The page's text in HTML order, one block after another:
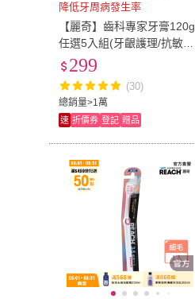
降低牙周病發生率
【麗奇】齒科專家牙膏120g
任選5入組(牙齦護理/抗敏護
齦/修護琺瑯質/專業植牙護
總銷量>1萬
299
(30)
速 折價券 登記 贈品